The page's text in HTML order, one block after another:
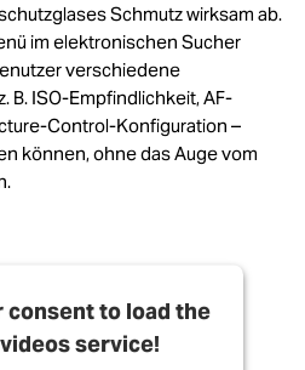
Schmutz wirksam ab.
im elektronischen Sucher
verschiedene
B. ISO-Empfindlichkeit, AF-
Control-Konfiguration –
können, ohne das Auge vom
consent to load the
service!